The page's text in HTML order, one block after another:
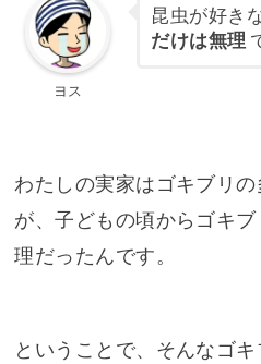
ヨス
昆虫が好き
だけは無理
わたしの実家はゴキブリ
が、子どもの頃からゴキ
理だったんです。
ということで、そんなゴ